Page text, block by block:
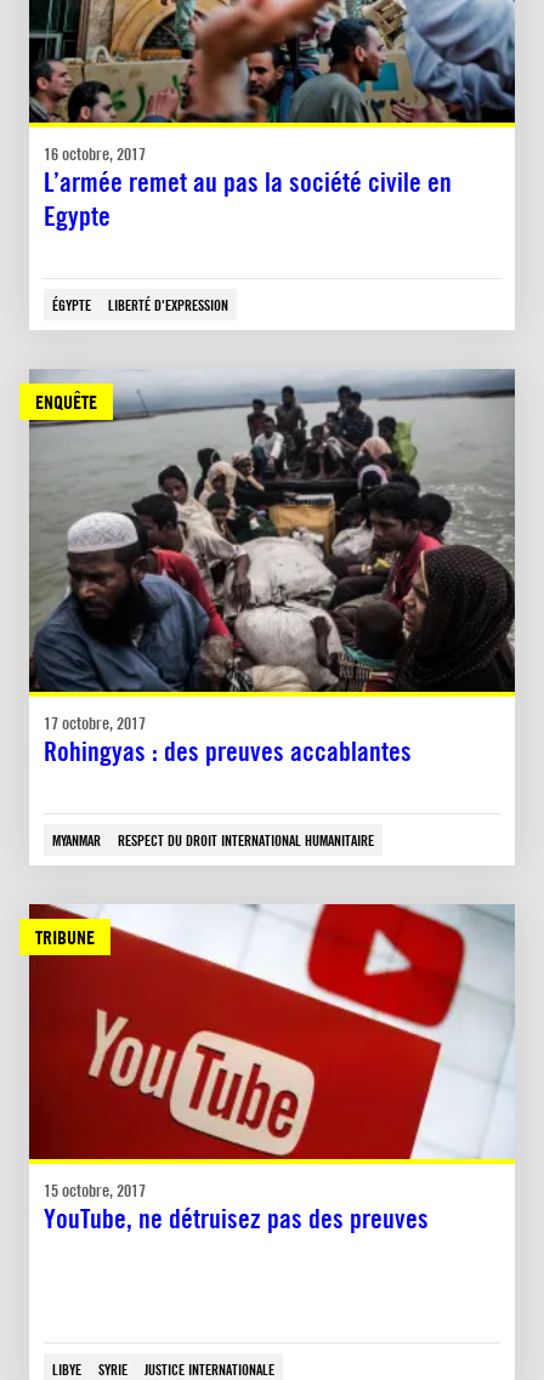
16 octobre, 2017
L’armée remet au pas la société civile en
Egypte
ÉGYPTE LIBERTÉ D'EXPRESSION
ENQUÊTE
17 octobre, 2017
Rohingyas : des preuves accablantes
MYANMAR RESPECT DU DROIT INTERNATIONAL HUMANITAIRE
TRIBUNE
15 octobre, 2017
YouTube, ne détruisez pas des preuves
LIBYE SYRIE JUSTICE INTERNATIONALE